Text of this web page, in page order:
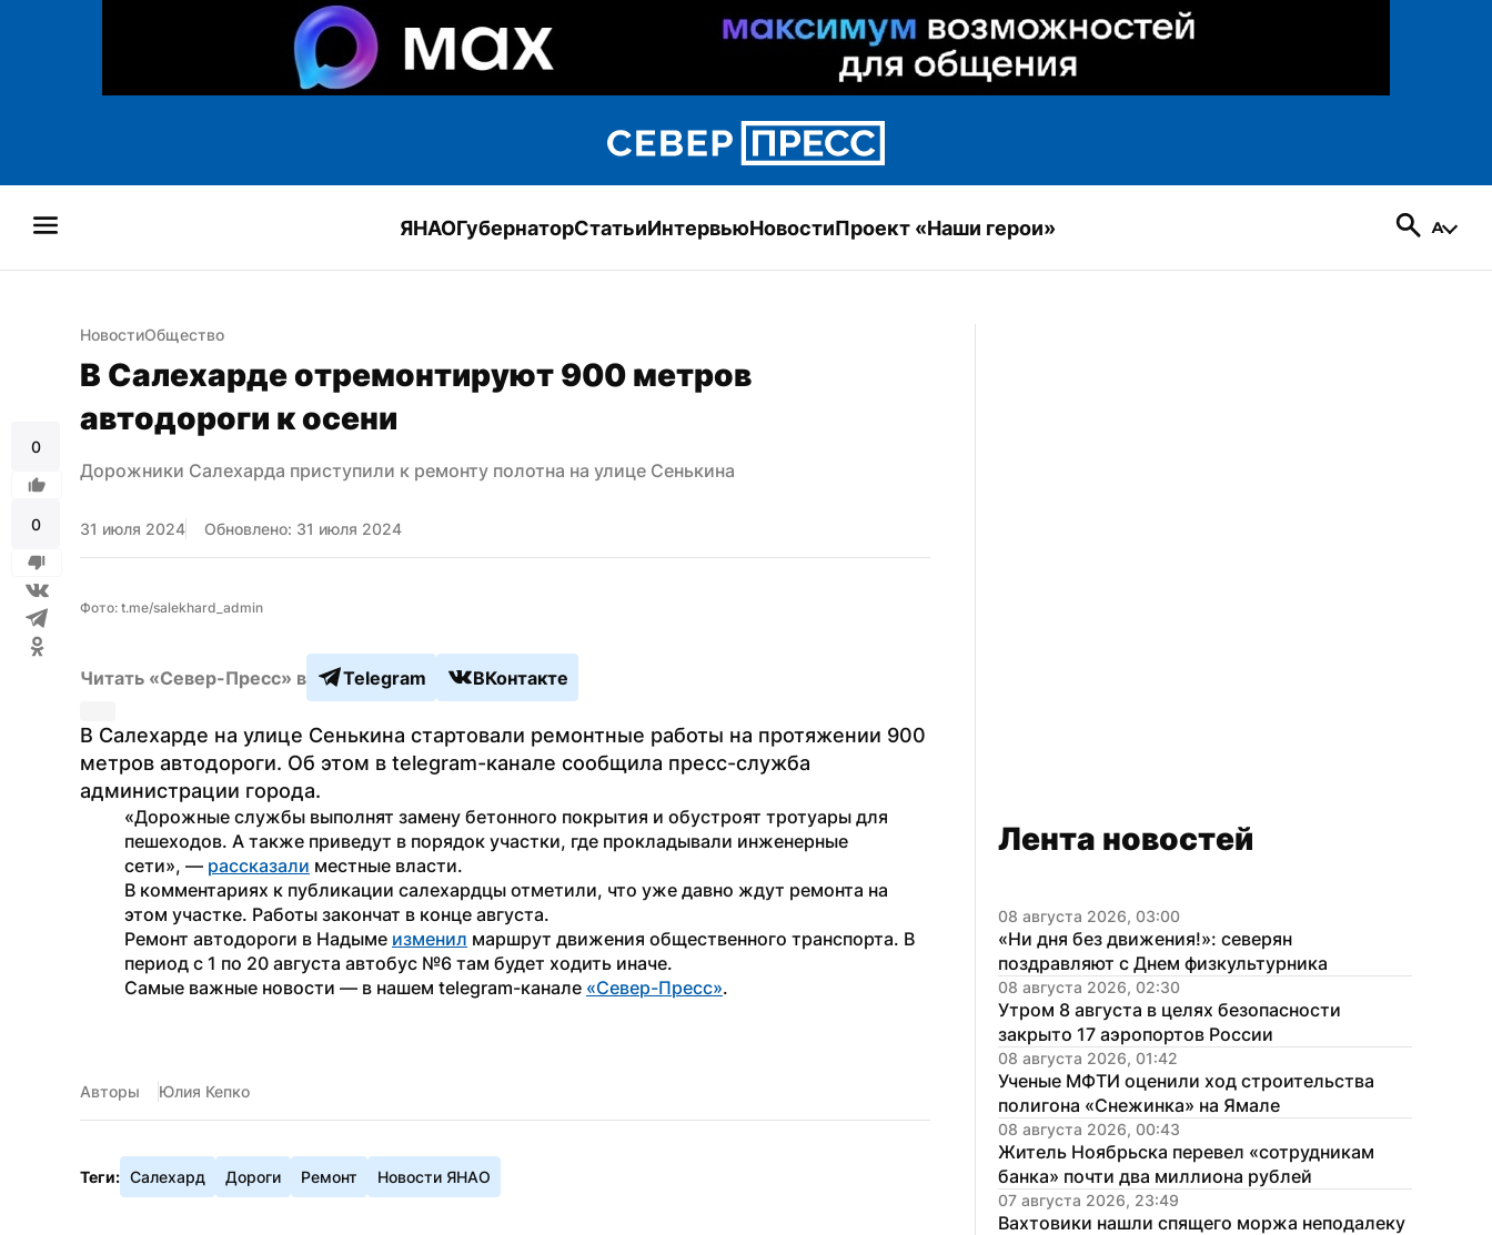
ЯНАОГубернаторСтатьиИнтервьюНовостиПроект «Наши герои»
0
0
НовостиОбщество
В Салехарде отремонтируют 900 метров
автодороги к осени
Дорожники Салехарда приступили к ремонту полотна на улице Сенькина
31 июля 2024 Обновлено: 31 июля 2024
Фото: t.me/salekhard_admin
Читать «Север-Пресс» в Telegram ВКонтакте
В Салехарде на улице Сенькина стартовали ремонтные работы на протяжении 900
метров автодороги. Об этом в telegram-канале сообщила пресс-служба
администрации города.
«Дорожные службы выполнят замену бетонного покрытия и обустроят тротуары для
пешеходов. А также приведут в порядок участки, где прокладывали инженерные
сети», — рассказали местные власти.
В комментариях к публикации салехардцы отметили, что уже давно ждут ремонта на
этом участке. Работы закончат в конце августа.
Ремонт автодороги в Надыме изменил маршрут движения общественного транспорта. В
период с 1 по 20 августа автобус №6 там будет ходить иначе.
Самые важные новости — в нашем telegram-канале «Север-Пресс».
Авторы Юлия Кепко
Теги: Салехард Дороги Ремонт Новости ЯНАО
Лента новостей
08 августа 2026, 03:00
«Ни дня без движения!»: северян
поздравляют с Днем физкультурника
08 августа 2026, 02:30
Утром 8 августа в целях безопасности
закрыто 17 аэропортов России
08 августа 2026, 01:42
Ученые МФТИ оценили ход строительства
полигона «Снежинка» на Ямале
08 августа 2026, 00:43
Житель Ноябрьска перевел «сотрудникам
банка» почти два миллиона рублей
07 августа 2026, 23:49
Вахтовики нашли спящего моржа неподалеку